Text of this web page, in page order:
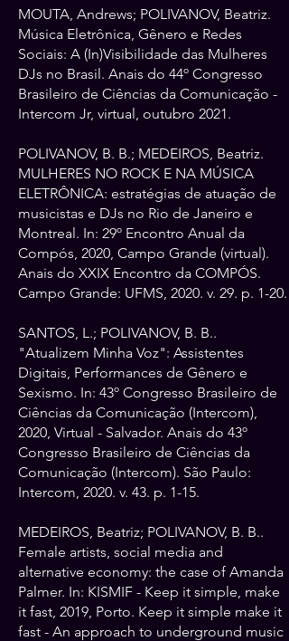
MOUTA, Andrews; POLIVANOV, Beatriz.
Música Eletrônica, Gênero e Redes
Sociais: A (In)Visibilidade das Mulheres
DJs no Brasil. Anais do 44º Congresso
Brasileiro de Ciências da Comunicação -
Intercom Jr, virtual, outubro 2021.
POLIVANOV, B. B.; MEDEIROS, Beatriz.
MULHERES NO ROCK E NA MÚSICA
ELETRÔNICA: estratégias de atuação de
musicistas e DJs no Rio de Janeiro e
Montreal. In: 29º Encontro Anual da
Compós, 2020, Campo Grande (virtual).
Anais do XXIX Encontro da COMPÓS.
Campo Grande: UFMS, 2020. v. 29. p. 1-20.
SANTOS, L.; POLIVANOV, B. B..
"Atualizem Minha Voz": Assistentes
Digitais, Performances de Gênero e
Sexismo. In: 43º Congresso Brasileiro de
Ciências da Comunicação (Intercom),
2020, Virtual - Salvador. Anais do 43º
Congresso Brasileiro de Ciências da
Comunicação (Intercom). São Paulo:
Intercom, 2020. v. 43. p. 1-15.
MEDEIROS, Beatriz; POLIVANOV, B. B..
Female artists, social media and
alternative economy: the case of Amanda
Palmer. In: KISMIF - Keep it simple, make
it fast, 2019, Porto. Keep it simple make it
fast - An approach to underground music